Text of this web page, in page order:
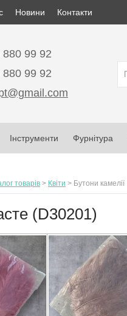
Новини Контакти
880 99 92
880 99 92
Інструменти Фурнітура
товарів > Квіти > Бутони камелії
(D30201)